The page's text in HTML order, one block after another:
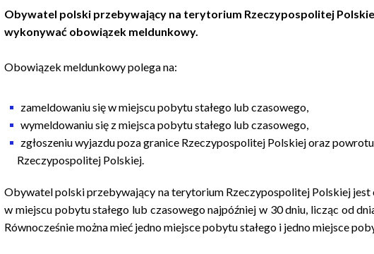
a
c
y
n
a
Obywatel polski przebywający na terytorium Rzeczypospolitej
wykonywać obowiązek meldunkowy.
Obowiązek meldunkowy polega na:
zameldowaniu się w miejscu pobytu stałego lub czasowego,
wymeldowaniu się z miejsca pobytu stałego lub czasowego,
zgłoszeniu wyjazdu poza granice Rzeczypospolitej Polskiej oraz
Rzeczypospolitej Polskiej.
Obywatel polski przebywający na terytorium Rzeczypospolitej Polskiej jest
w miejscu pobytu stałego lub czasowego najpóźniej w 30 dniu, licząc od
Równocześnie można mieć jedno miejsce pobytu stałego i jedno miejsce